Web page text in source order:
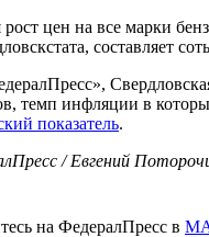
цен на все марки
составляет
темп инфляции в
показатель.
/ Евгений
на ФедералПресс в